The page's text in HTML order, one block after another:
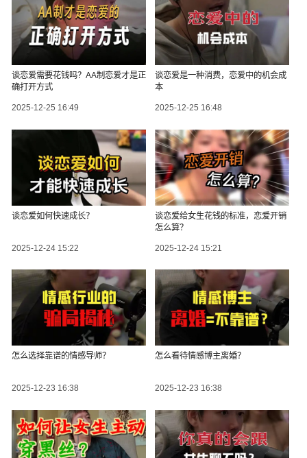
谈恋爱需要花钱吗？AA制恋爱才是正
确打开方式
2025-12-25 16:49
谈恋爱是一种消费，恋爱中的机会成
本
2025-12-25 16:48
谈恋爱如何快速成长？
2025-12-24 15:22
谈恋爱给女生花钱的标准，恋爱开销
怎么算？
2025-12-24 15:21
怎么选择靠谱的情感导师？
2025-12-23 16:38
怎么看待情感博主离婚？
2025-12-23 16:38